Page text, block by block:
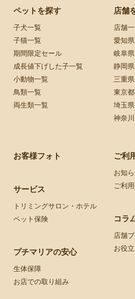
ペットを探す
子犬一覧
子猫一覧
期間限定セール
成長値下げした子一覧
小動物一覧
鳥類一覧
両生類一覧
店舗
店舗
愛知県
岐阜県
静岡県
三重県
東京都
埼玉県
神奈
お客様フォト
サービス
トリミングサロン・ホテル
ペット保険
プチマリアの安心
生体保障
お店での取り組み
ご利
お知
ご利
コラ
店舗
お役